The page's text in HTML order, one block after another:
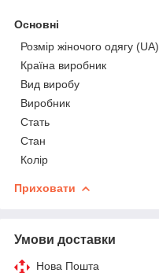
Основні
Розмір жіночого одягу (UA)
Країна виробник
Вид виробу
Виробник
Стать
Стан
Колір
Приховати
Умови доставки
Нова Пошта